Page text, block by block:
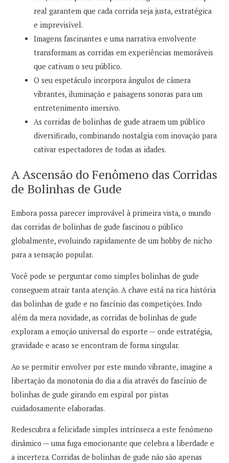
real garantem que cada corrida seja justa, estratégica
e imprevisível.
Imagens fascinantes e uma narrativa envolvente
transformam as corridas em experiências memoráveis
que cativam o seu público.
O seu espetáculo incorpora ângulos de câmera
vibrantes, iluminação e paisagens sonoras para um
entretenimento imersivo.
As corridas de bolinhas de gude atraem um público
diversificado, combinando nostalgia com inovação para
cativar espectadores de todas as idades.
A Ascensão do Fenômeno das Corridas
de Bolinhas de Gude
Embora possa parecer improvável à primeira vista, o mundo
das corridas de bolinhas de gude fascinou o público
globalmente, evoluindo rapidamente de um hobby de nicho
para a sensação popular.
Você pode se perguntar como simples bolinhas de gude
conseguem atrair tanta atenção. A chave está na rica história
das bolinhas de gude e no fascínio das competições. Indo
além da mera novidade, as corridas de bolinhas de gude
exploram a emoção universal do esporte — onde estratégia,
gravidade e acaso se encontram de forma singular.
Ao se permitir envolver por este mundo vibrante, imagine a
libertação da monotonia do dia a dia através do fascínio de
bolinhas de gude girando em espiral por pistas
cuidadosamente elaboradas.
Redescubra a felicidade simples intrínseca a este fenômeno
dinâmico — uma fuga emocionante que celebra a liberdade e
a incerteza. Corridas de bolinhas de gude não são apenas